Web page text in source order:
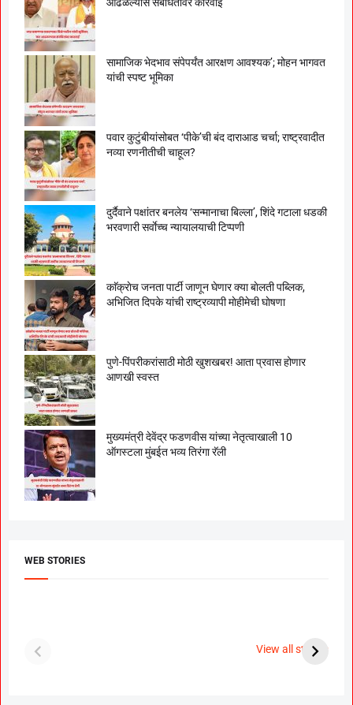
सामाजिक भेदभाव संपेपर्यंत आरक्षण आवश्यक’; मोहन भागवत
यांची स्पष्ट भूमिका
पवार कुटुंबीयांसोबत ‘पीके’ची बंद दाराआड चर्चा; राष्ट्रवादीत
नव्या रणनीतीची चाहूल?
दुर्दैवाने पक्षांतर बनलेय ‘सन्मानाचा बिल्ला’, शिंदे गटाला धडकी
भरवणारी सर्वाेच्च न्यायालयाची टिप्पणी
काॅक्राेच जनता पार्टी जाणून घेणार क्या बाेलती पब्लिक,
अभिजित दिपके यांची राष्ट्रव्यापी माेहीमेची घाेषणा
पुणे-पिंपरीकरांसाठी मोठी खुशखबर! आता प्रवास होणार
आणखी स्वस्त
मुख्यमंत्री देवेंद्र फडणवीस यांच्या नेतृत्वाखाली 10
ऑगस्टला मुंबईत भव्य तिरंगा रॅली
WEB STORIES
View all stories
पूजा सावंत ने गुपचूप